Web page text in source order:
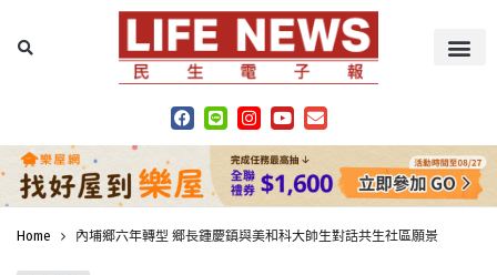
Home 內埔鄉六年轉型 鄉長鍾慶鎮與美和科大師生對話共生社區願景